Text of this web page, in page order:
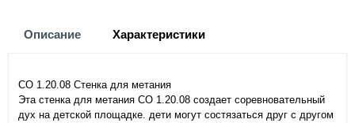
Описание Характеристики
СО 1.20.08 Стенка для метания
Эта стенка для метания СО 1.20.08 создает соревновательный
дух на детской площадке. дети могут состязаться друг с другом